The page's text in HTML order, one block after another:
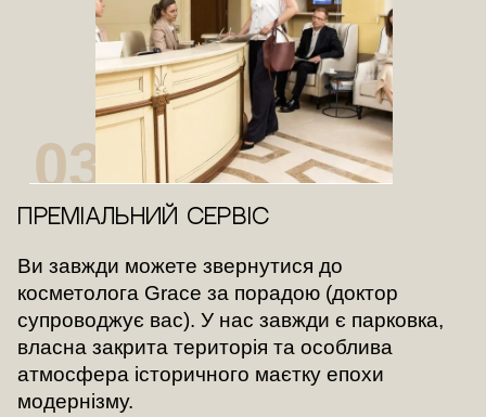
03
Преміальний сервіс
Ви завжди можете звернутися до
косметолога Grace за порадою (доктор
супроводжує вас). У нас завжди є парковка,
власна закрита територія та особлива
атмосфера історичного маєтку епохи
модернізму.